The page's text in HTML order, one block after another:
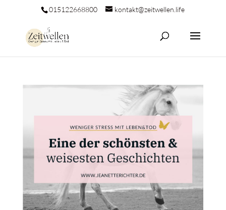
015122668800 kontakt@zeitwellen.life